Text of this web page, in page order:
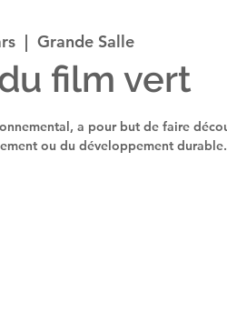
  |
Grande Salle
film vert
a pour but de faire
ou du développement durable.